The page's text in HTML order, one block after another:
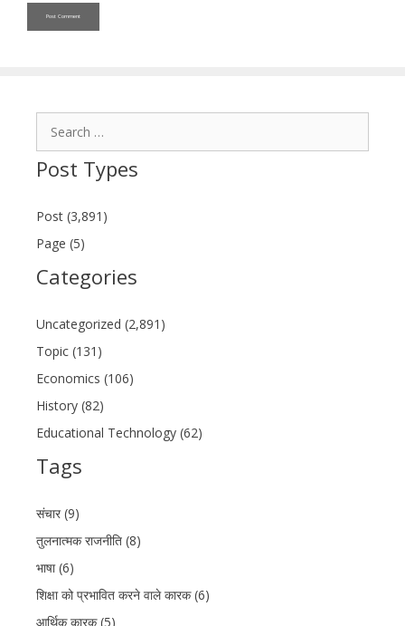
Post Types
Post (3,891)
Page (5)
Categories
Uncategorized (2,891)
Topic (131)
Economics (106)
History (82)
Educational Technology (62)
Tags
संचार (9)
तुलनात्मक राजनीति (8)
भाषा (6)
शिक्षा को प्रभावित करने वाले कारक (6)
आर्थिक कारक (5)